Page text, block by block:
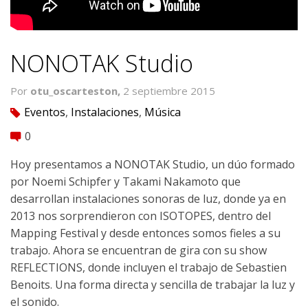
NONOTAK Studio
Por otu_oscarteston, 2 septiembre 2015
tag Eventos, Instalaciones, Música
comment 0
Hoy presentamos a NONOTAK Studio, un dúo formado
por Noemi Schipfer y Takami Nakamoto que
desarrollan instalaciones sonoras de luz, donde ya en
2013 nos sorprendieron con ISOTOPES, dentro del
Mapping Festival y desde entonces somos fieles a su
trabajo. Ahora se encuentran de gira con su show
REFLECTIONS, donde incluyen el trabajo de Sebastien
Benoits. Una forma directa y sencilla de trabajar la luz y
el sonido.